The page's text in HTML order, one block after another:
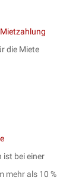
die Miete
ist bei einer
mehr als 10 %